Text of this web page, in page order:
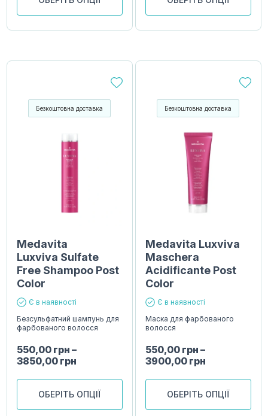
Безкоштовна доставка
Medavita
Luxviva Sulfate
Free Shampoo Post
Color
Є в наявності
Безсульфатний шампунь для
фарбованого волосся
550,00 грн –
3850,00 грн
ОБЕРІТЬ ОПЦІЇ
Безкоштовна доставка
Medavita Luxviva
Maschera
Acidificante Post
Color
Є в наявності
Маска для фарбованого
волосся
550,00 грн –
3900,00 грн
ОБЕРІТЬ ОПЦІЇ